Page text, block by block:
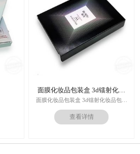
运输：全球发货，售后无忧
价
面膜化妆品包装盒 3d镭射化妆
品包装盒
面膜化妆品包装盒 3d镭射化妆品包装
盒
印刷技术：专色印刷/四色印刷
后工工艺：烫金/UV/凹凸/浮雕
查看详情